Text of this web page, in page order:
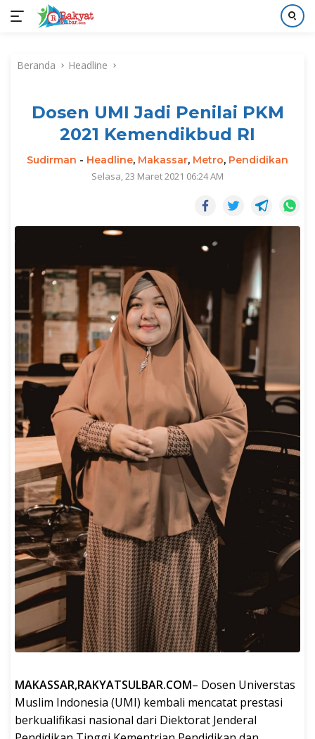
kontenBeranda Headline
Dosen UMI Jadi Penilai PKM
2021 Kemendikbud RI
Sudirman - Headline, Makassar, Metro, Pendidikan
Selasa, 23 Maret 2021 06:24 AM
MAKASSAR,RAKYATSULBAR.COM– Dosen Universtas
Muslim Indonesia (UMI) kembali mencatat prestasi
berkualifikasi nasional dari Diektorat Jenderal